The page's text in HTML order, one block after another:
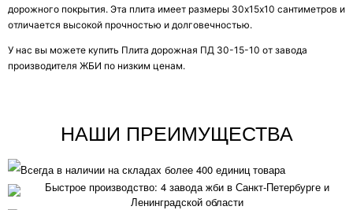
дорожного покрытия. Эта плита имеет размеры 30х15х10 сантиметров и
отличается высокой прочностью и долговечностью.
У нас вы можете купить Плита дорожная ПД 30-15-10 от завода
производителя ЖБИ по низким ценам.
НАШИ ПРЕИМУЩЕСТВА
Всегда в наличии на складах более 400 единиц товара
Быстрое производство: 4 завода жби в Санкт-Петербурге и
Ленинградской области